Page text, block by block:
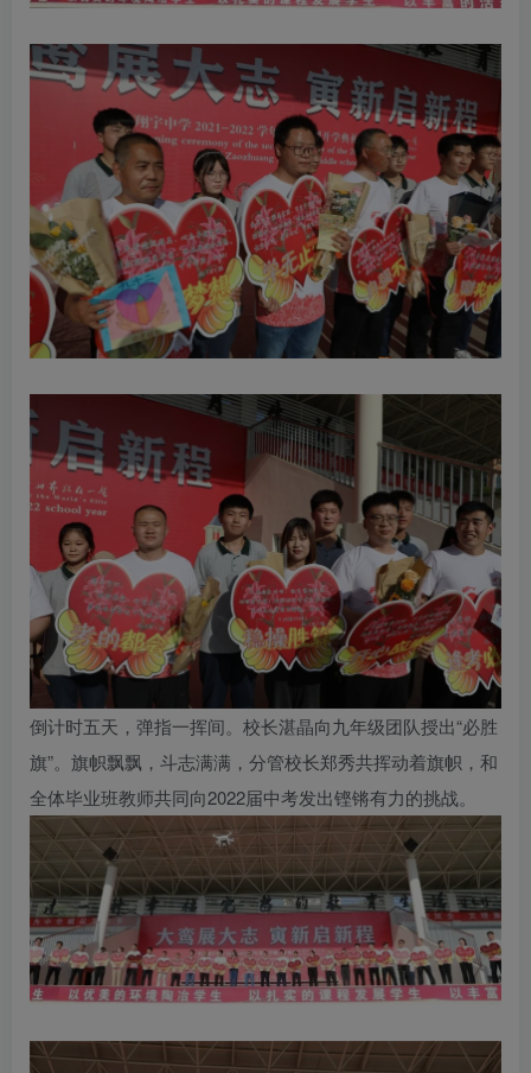
倒计时五天，弹指一挥间。校长湛晶向九年级团队授出“必胜
旗”。旗帜飘飘，斗志满满，分管校长郑秀共挥动着旗帜，和
全体毕业班教师共同向2022届中考发出铿锵有力的挑战。